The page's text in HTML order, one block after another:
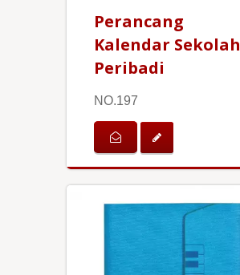
Perancang
Kalendar Sekolah
Peribadi
NO.197